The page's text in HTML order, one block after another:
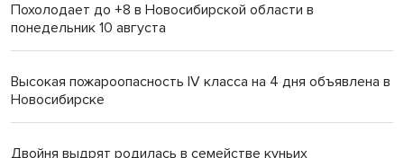
Похолодает до +8 в Новосибирской области в
понедельник 10 августа
Высокая пожароопасность IV класса на 4 дня объявлена в
Новосибирске
Двойня выдрят родилась в семействе куньих